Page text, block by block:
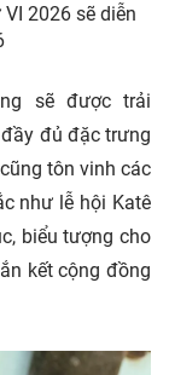
2026 sẽ diễn
sẽ được trải
đủ đặc trưng
tôn vinh các
như lễ hội Katê
biểu tượng cho
kết cộng đồng